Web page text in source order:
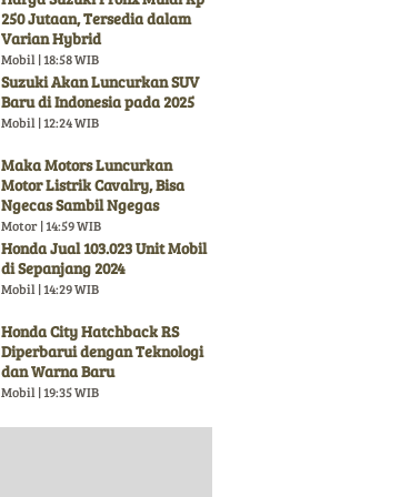
250 Jutaan, Tersedia dalam
Varian Hybrid
Mobil | 18:58 WIB
Suzuki Akan Luncurkan SUV
Baru di Indonesia pada 2025
Mobil | 12:24 WIB
Maka Motors Luncurkan
Motor Listrik Cavalry, Bisa
Ngecas Sambil Ngegas
Motor | 14:59 WIB
Honda Jual 103.023 Unit Mobil
di Sepanjang 2024
Mobil | 14:29 WIB
Honda City Hatchback RS
Diperbarui dengan Teknologi
dan Warna Baru
Mobil | 19:35 WIB